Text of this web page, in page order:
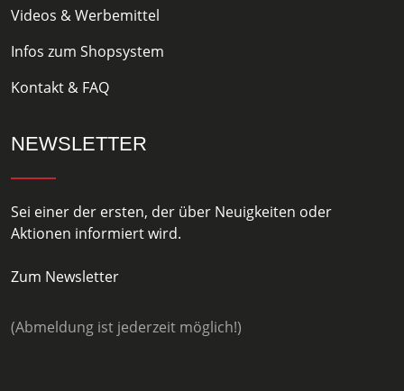
Videos & Werbemittel
Infos zum Shopsystem
Kontakt & FAQ
NEWSLETTER
Sei einer der ersten, der über Neuigkeiten oder
Aktionen informiert wird.
Zum Newsletter
(Abmeldung ist jederzeit möglich!)